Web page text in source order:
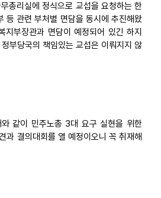
총리실에 정식으로 교섭을 요청하는 한
등 관련 부처별 면담을 동시에 추진해왔
지부장관과 면담이 예정되어 있긴 하지
부당국의 책임있는 교섭은 이뤄지지 않
같이 민주노총 3대 요구 실현을 위한
과 결의대회를 열 예정이오니 꼭 취재해